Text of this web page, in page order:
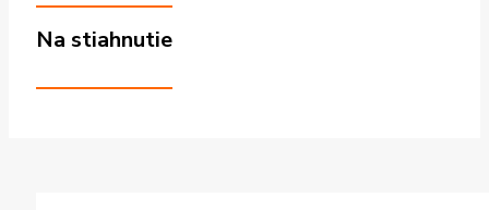
Na stiahnutie